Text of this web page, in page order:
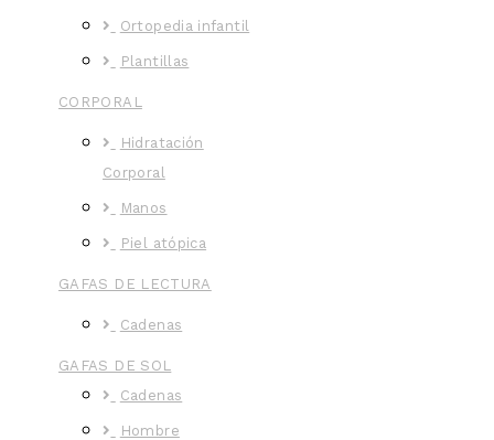
Ortopedia infantil
Plantillas
CORPORAL
Hidratación
Corporal
Manos
Piel atópica
GAFAS DE LECTURA
Cadenas
GAFAS DE SOL
Cadenas
Hombre